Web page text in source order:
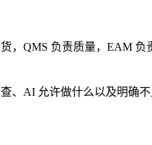
，QMS 负责质量，EAM
、AI 允许做什么以及明确不